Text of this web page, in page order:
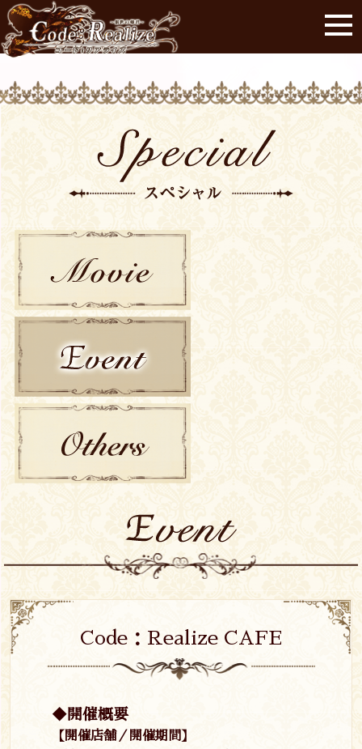
MOVIE
EVENT
Code：Realize CAFE
◆開催概要
【開催店舗／開催期間】